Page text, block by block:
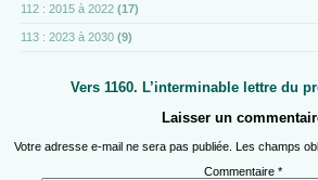
112 : 2015 à 2022 (17)
113 : 2023 à 2030 (9)
Vers 1160. L’interminable lettre du
Laisser un
Votre adresse e-mail ne sera pas publiée. Les champs
Commentaire *